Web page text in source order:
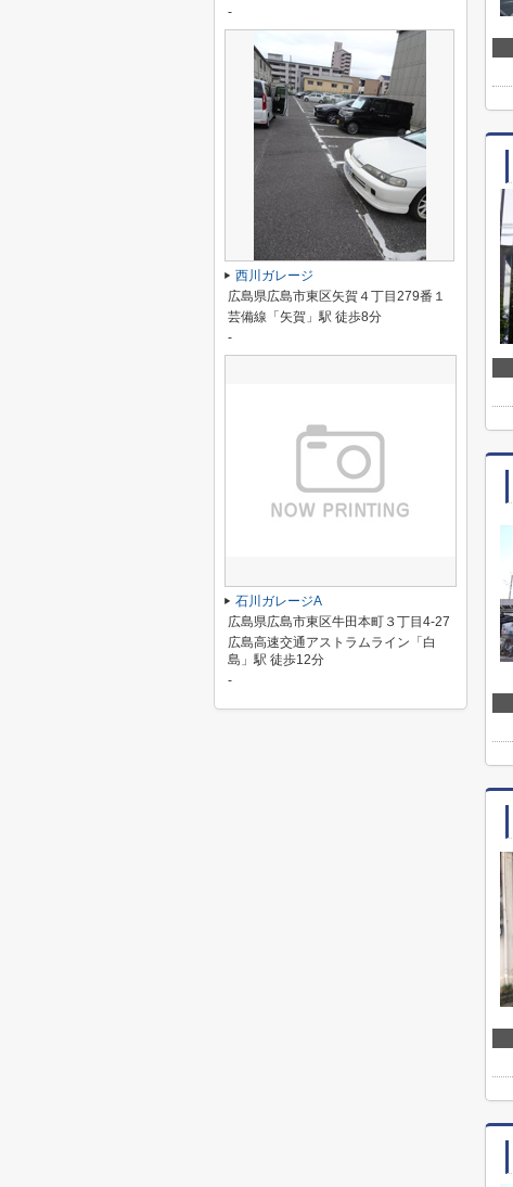
-
西川ガレージ
広島県広島市東区矢賀４丁目279番１
芸備線「矢賀」駅 徒歩8分
-
石川ガレージA
広島県広島市東区牛田本町３丁目4-27
広島高速交通アストラムライン「白
島」駅 徒歩12分
-